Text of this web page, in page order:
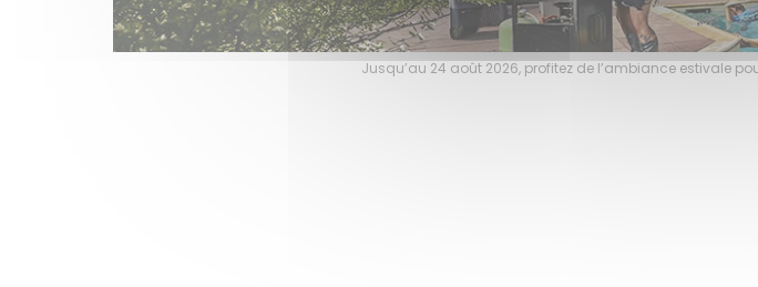
Jusqu’au 24 août 2026, profitez de l’ambiance estivale